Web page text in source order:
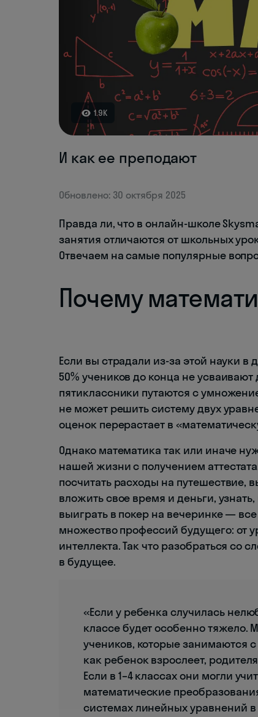
1.9K
И как ее преподают
Обновлено: 30 октября 2025
Правда ли, что в онлайн-школе
занятия отличаются от школьных
Отвечаем на самые популярные
Почему
Если вы страдали из-за этой науки
50% учеников до конца не
пятиклассники путаются с
не может решить систему двух
оценок перерастает в
Однако математика так или иначе
нашей жизни с получением
посчитать расходы на путешествие,
вложить свое время и деньги,
выиграть в покер на вечеринке —
множество профессий будущего: от
интеллекта. Так что разобраться со
в будущее.
«Если у ребенка случилась
классе будет особенно тяжело.
учеников, которые занимаются
как ребенок взрослеет,
Если в 1–4 классах они могли
математические
системах линейных уравнений